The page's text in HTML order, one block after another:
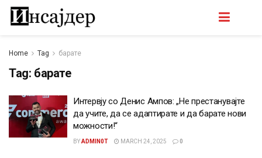
Home Tag барате
Tag: барате
Интервју со Денис Ампов: „Не престанувајте
да учите, да се адаптирате и да барате нови
можности!“
BYADMIN0T MARCH 24, 2025 0